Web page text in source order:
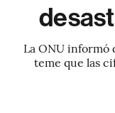
La ONU informó
teme que las